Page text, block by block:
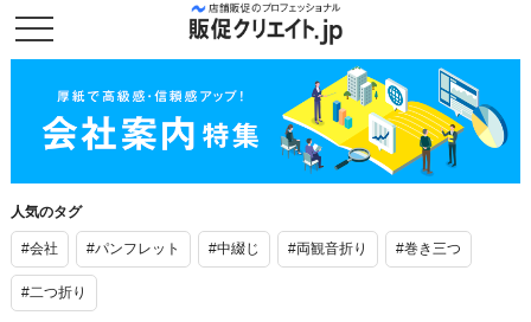
人気のタグ
#会社 #パンフレット #中綴じ #両観音折り #巻き三つ
#二つ折り